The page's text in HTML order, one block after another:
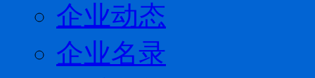
企业动态
企业名录